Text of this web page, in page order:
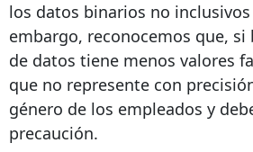
los datos binarios no
embargo, reconocemos que,
de datos tiene menos valores
que no represente con
género de los empleados y
precaución.